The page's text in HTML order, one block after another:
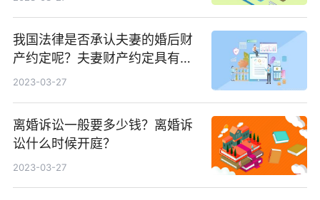
我国法律是否承认夫妻的婚后财
产约定呢？夫妻财产约定具有法
律效力？
2023-03-27
离婚诉讼一般要多少钱？离婚诉
讼什么时候开庭？
2023-03-27